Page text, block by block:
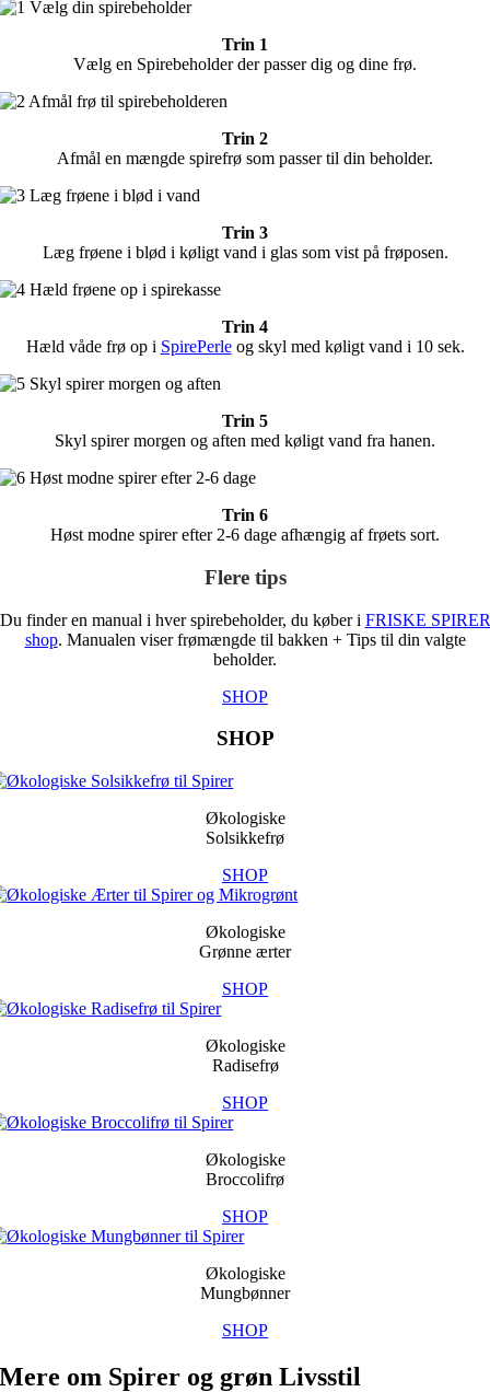
Trin 1
Vælg en Spirebeholder der passer dig og dine frø.
Trin 2
Afmål en mængde spirefrø som passer til din beholder.
Trin 3
Læg frøene i blød i køligt vand i glas som vist på frøposen.
Trin 4
Hæld våde frø op i SpirePerleog skyl med køligt vand i 10 sek.
Trin 5
Skyl spirer morgen og aften med køligt vand fra hanen.
Trin 6
Høst modne spirer efter 2-6 dage afhængig af frøets sort.
Flere tips
Du finder en manual i hver spirebeholder, du køber i FRISKE SPIRER
shop. Manualen viser frømængde til bakken + Tips til din valgte
beholder.
SHOP
SHOP
Økologiske
Solsikkefrø
SHOP
Økologiske
Grønne ærter
SHOP
Økologiske
Radisefrø
SHOP
Økologiske
Broccolifrø
SHOP
Økologiske
Mungbønner
SHOP
Mere om Spirer og grøn Livsstil